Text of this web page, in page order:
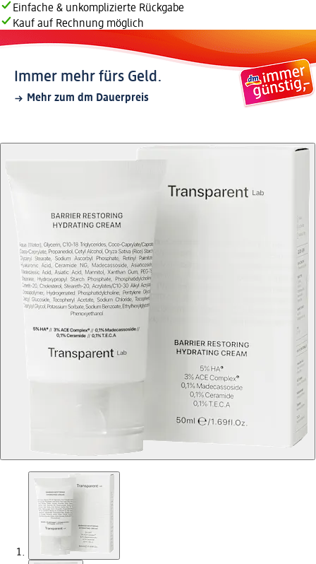
Einfache & unkomplizierte Rückgabe
Kauf auf Rechnung möglich
Immer mehr fürs Geld.
Mehr zum dm Dauerpreis